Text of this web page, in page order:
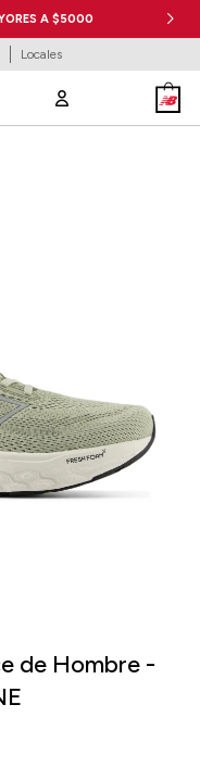
A $5000
Locales
de Hombre -